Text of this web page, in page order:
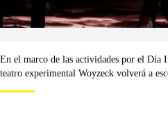
En el marco de las actividades por el Día
teatro experimental Woyzeck volverá a